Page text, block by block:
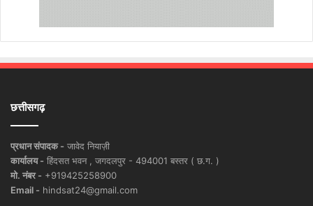
छत्तीसगढ़
प्रधान संपादक - जावेद नियाज़ी
कार्यालय - हिंदसत भवन , जगदलपुर - 494001 बस्तर ( छ.ग. )
मो. नंबर - +919425258900
Email - hindsat24@gmail.com